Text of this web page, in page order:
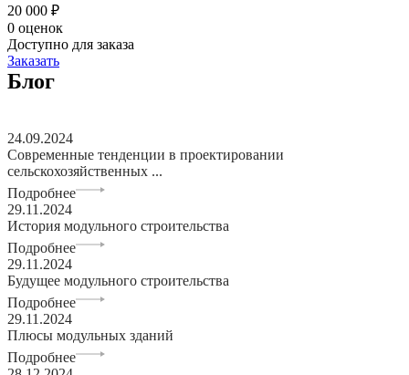
20 000 ₽
0 оценок
Доступно для заказа
Заказать
Блог
24.09.2024
Современные тенденции в проектировании
сельскохозяйственных ...
Подробнее
29.11.2024
История модульного строительства
Подробнее
29.11.2024
Будущее модульного строительства
Подробнее
29.11.2024
Плюсы модульных зданий
Подробнее